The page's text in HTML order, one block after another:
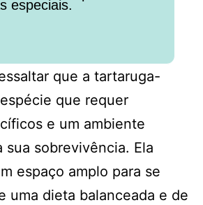
especiais.
que a tartaruga-
que requer
e um ambiente
sua sobrevivência. Ela
espaço amplo para se
uma dieta balanceada e de